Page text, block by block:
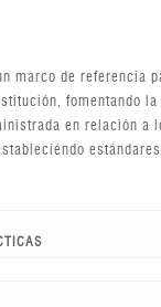
marco de referencia
fomentando la
en relación a
estándares